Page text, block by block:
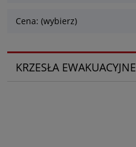
Cena: (wybierz)
KRZESŁA EWAKUACYJNE